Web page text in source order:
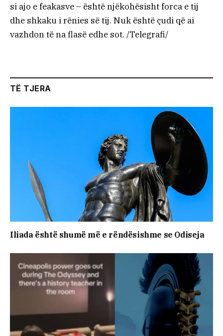
si ajo e feakasve – është njëkohësisht forca e tij
dhe shkaku i rënies së tij. Nuk është çudi që ai
vazhdon të na flasë edhe sot. /Telegrafi/
TË TJERA
Iliada është shumë më e rëndësishme se Odiseja